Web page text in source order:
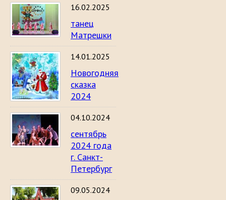
16.02.2025
танец
Матрешки
14.01.2025
Новогодняя
сказка
2024
04.10.2024
сентябрь
2024 года
г. Санкт-
Петербург
09.05.2024